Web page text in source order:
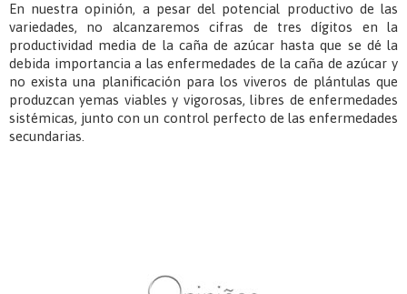
En nuestra opinión, a pesar del potencial productivo de las
variedades, no alcanzaremos cifras de tres dígitos en la
productividad media de la caña de azúcar hasta que se dé la
debida importancia a las enfermedades de la caña de azúcar y
no exista una planificación para los viveros de plántulas que
produzcan yemas viables y vigorosas, libres de enfermedades
sistémicas, junto con un control perfecto de las enfermedades
secundarias.